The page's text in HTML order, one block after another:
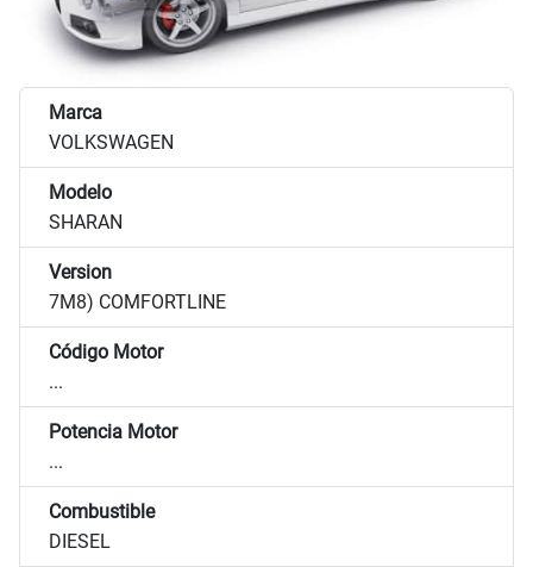
Marca
VOLKSWAGEN
Modelo
SHARAN
Version
7M8) COMFORTLINE
Código Motor
...
Potencia Motor
...
Combustible
DIESEL